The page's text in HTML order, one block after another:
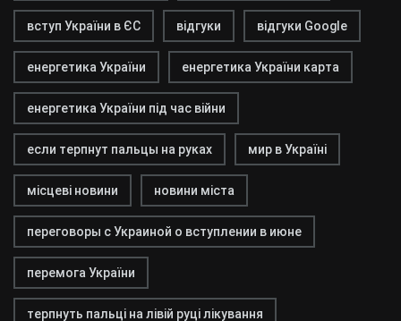
вступ України в ЄС відгуки відгуки Google
енергетика України енергетика України карта
енергетика України під час війни
если терпнут пальцы на руках мир в Україні
місцеві новини новини міста
переговоры с Украиной о вступлении в июне
перемога України
терпнуть пальці на лівій руці лікування